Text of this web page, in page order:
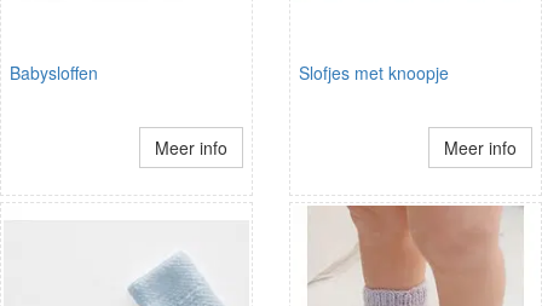
Babysloffen
Meer info
Slofjes met knoopje
Meer info